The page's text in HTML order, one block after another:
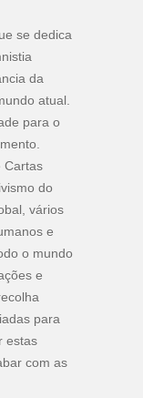
se dedica
da
atual.
para o
Cartas
do
vários
e
o mundo
e
para
estas
com as